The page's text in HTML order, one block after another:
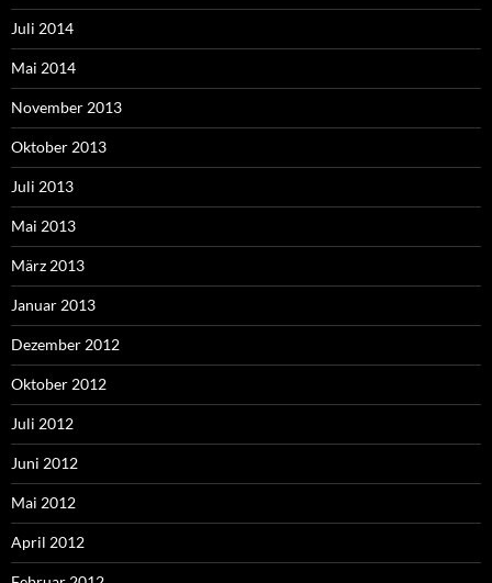
Juli 2014
Mai 2014
November 2013
Oktober 2013
Juli 2013
Mai 2013
März 2013
Januar 2013
Dezember 2012
Oktober 2012
Juli 2012
Juni 2012
Mai 2012
April 2012